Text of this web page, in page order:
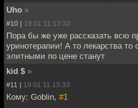
Uho »
#10 | 19.01.11 13:33
Пора бы же уже рассказать всю
уринотерапии! А то лекарства то
элитными по цене станут
kid $ »
#11 | 19.01.11 13:33
Кому: Goblin, #1